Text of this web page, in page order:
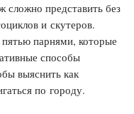
сложно представить без
и скутеров.
парнями, которые
способы
выяснить как
по городу.